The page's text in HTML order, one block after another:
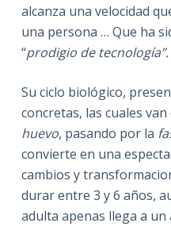
alcanza una velocidad
una persona … Que ha
“prodigio de tecnología”.
Su ciclo biológico,
concretas, las cuales van
huevo, pasando por la
convierte en una
cambios y
durar entre 3 y 6 años,
adulta apenas llega a un